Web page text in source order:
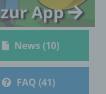
App
News (10)
FAQ (41)